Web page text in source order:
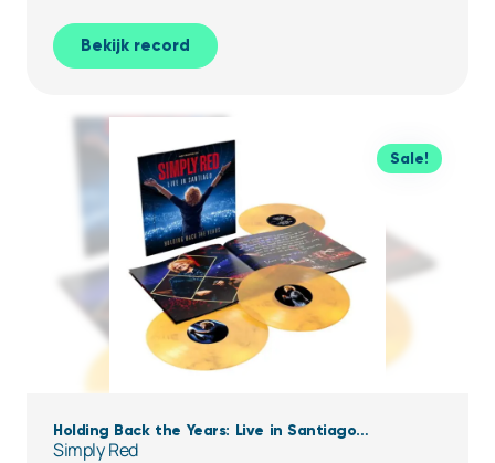
Bekijk record
Sale!
Holding Back the Years: Live in Santiago
(Clear,Yellow & black Marbled Vinyl)
Simply Red